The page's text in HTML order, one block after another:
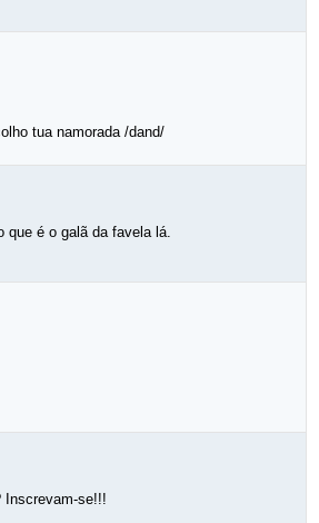
tua namorada /dand/
que é o galã da favela lá.
Inscrevam-se!!!